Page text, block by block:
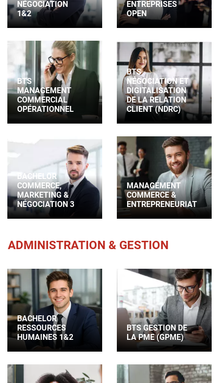
NÉGOCIATION
1&2
ENTREPRISES
OPEN
BTS
MANAGEMENT
COMMERCIAL
OPÉRATIONNEL
BTS
NÉGOCIATION ET
DIGITALISATION
DE LA RELATION
CLIENT (NDRC)
BACHELOR
COMMERCE,
MARKETING &
NÉGOCIATION 3
MANAGEMENT
COMMERCE &
ENTREPRENEURIAT
ADMINISTRATION & GESTION
BACHELOR
RESSOURCES
HUMAINES 1&2
BTS GESTION DE
LA PME (GPME)